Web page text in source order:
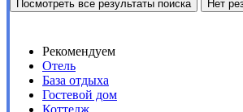
Посмотреть все результаты поиска Нет
Рекомендуем
Отель
База отдыха
Гостевой дом
Коттедж